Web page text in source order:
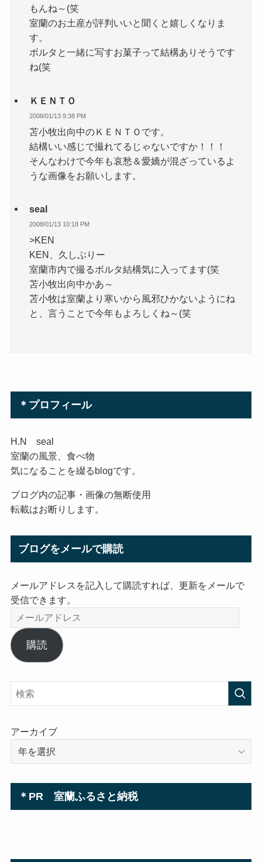
もんね～(笑
室蘭のお土産が評判いいと聞くと嬉しくなりま
す。
ボルタと一緒に写すお菓子って結構ありそうです
ね(笑
ＫＥＮＴＯ
2008/01/13 9:38 PM
苫小牧出向中のＫＥＮＴＯです。
結構いい感じで撮れてるじゃないですか！！！
そんなわけで今年も哀愁＆愛嬌が混ざっているよ
うな画像をお願いします。
seal
2008/01/13 10:18 PM
>KEN
KEN、久しぶりー
室蘭市内で撮るボルタ結構気に入ってます(笑
苫小牧出向中かあ～
苫小牧は室蘭より寒いから風邪ひかないようにね
と、言うことで今年もよろしくね～(笑
＊プロフィール
H.N seal
室蘭の風景、食べ物
気になることを綴るblogです。
ブログ内の記事・画像の無断使用
転載はお断りします。
ブログをメールで購読
メールアドレスを記入して購読すれば、更新をメールで
受信できます。
メ
ー
ル
ア
レ
ス
購読
アーカイブ
＊PR 室蘭ふるさと納税